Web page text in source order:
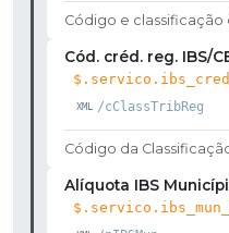
Código e classificação
Cód. créd. reg. IBS/
/cClassTribReg
Código da
Alíquota IBS